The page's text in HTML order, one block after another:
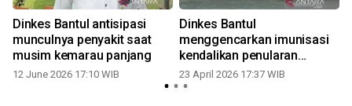
Dinkes Bantul antisipasi
munculnya penyakit saat
musim kemarau panjang
12 June 2026 17:10 WIB
Dinkes Bantul
menggencarkan imunisasi
kendalikan penularan
campak
23 April 2026 17:37 WIB